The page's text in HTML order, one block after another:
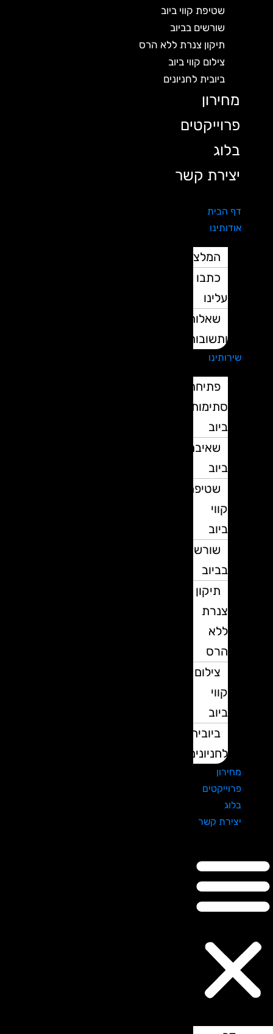
שטיפת קווי ביוב
שורשים בביוב
תיקון צנרת ללא הרס
צילום קווי ביוב
ביובית לחניונים
מחירון
פרוייקטים
בלוג
יצירת קשר
דף הבית
אודותינו
המלצות
כתבו
עלינו
שאלות
ותשובות
שירותינו
פתיחת
סתימות
ביוב
שאיבת
ביוב
שטיפת
קווי
ביוב
שורשים
בביוב
תיקון
צנרת
ללא
הרס
צילום
קווי
ביוב
ביובית
לחניונים
מחירון
פרוייקטים
בלוג
יצירת קשר